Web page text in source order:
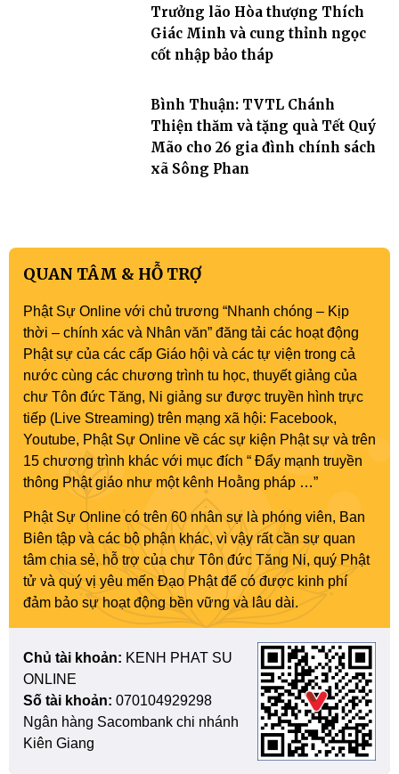
Trưởng lão Hòa thượng Thích
Giác Minh và cung thỉnh ngọc
cốt nhập bảo tháp
Bình Thuận: TVTL Chánh
Thiện thăm và tặng quà Tết Quý
Mão cho 26 gia đình chính sách
xã Sông Phan
QUAN TÂM & HỖ TRỢ
Phật Sự Online với chủ trương “Nhanh chóng – Kịp
thời – chính xác và Nhân văn” đăng tải các hoạt động
Phật sự của các cấp Giáo hội và các tự viện trong cả
nước cùng các chương trình tu học, thuyết giảng của
chư Tôn đức Tăng, Ni giảng sư được truyền hình trực
tiếp (Live Streaming) trên mạng xã hội: Facebook,
Youtube, Phật Sự Online về các sự kiện Phật sự và trên
15 chương trình khác với mục đích “ Đẩy mạnh truyền
thông Phật giáo như một kênh Hoằng pháp …”
Phật Sự Online có trên 60 nhân sự là phóng viên, Ban
Biên tập và các bộ phận khác, vì vậy rất cần sự quan
tâm chia sẻ, hỗ trợ của chư Tôn đức Tăng Ni, quý Phật
tử và quý vị yêu mến Đạo Phật để có được kinh phí
đảm bảo sự hoạt động bền vững và lâu dài.
Chủ tài khoản: KENH PHAT SU
ONLINE
Số tài khoản: 070104929298
Ngân hàng Sacombank chi nhánh
Kiên Giang